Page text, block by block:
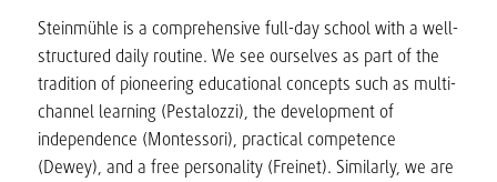
Steinmühle is a comprehensive full-day school with a well-
structured daily routine. We see ourselves as part of the
tradition of pioneering educational concepts such as multi-
channel learning (Pestalozzi), the development of
independence (Montessori), practical competence
(Dewey), and a free personality (Freinet). Similarly, we are